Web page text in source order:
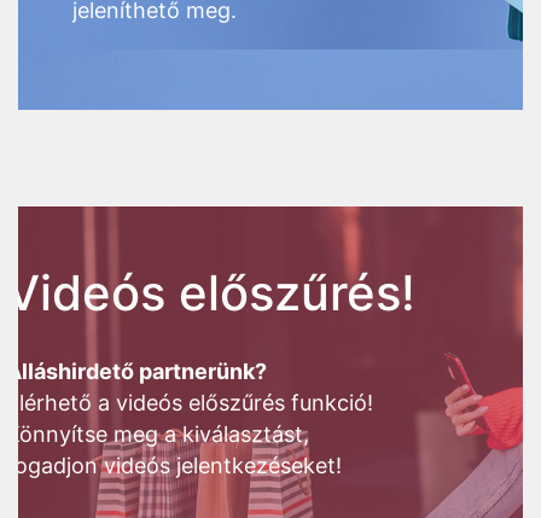
jeleníthető meg.
Videós előszűrés!
Álláshirdető partnerünk?
Elérhető a videós előszűrés funkció!
Könnyítse meg a kiválasztást,
fogadjon videós jelentkezéseket!